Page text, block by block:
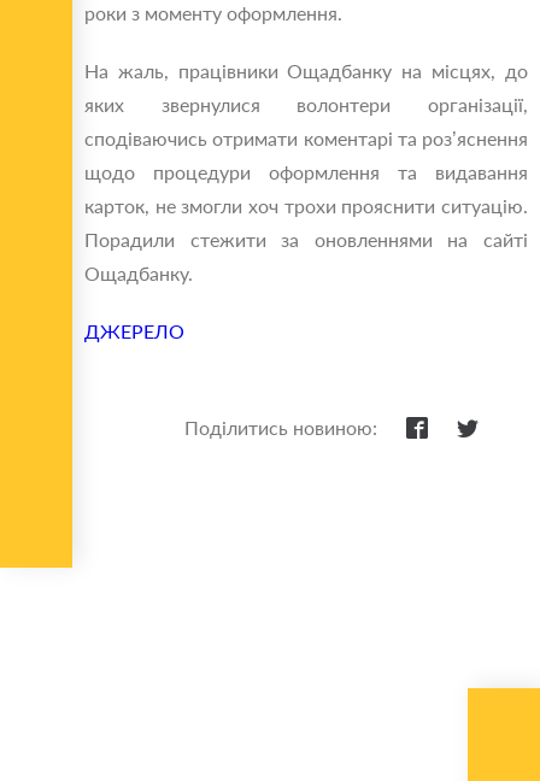
роки з моменту оформлення.
На жаль, працівники Ощадбанку на місцях, до
яких звернулися волонтери організації,
сподіваючись отримати коментарі та роз’яснення
щодо процедури оформлення та видавання
карток, не змогли хоч трохи прояснити ситуацію.
Порадили стежити за оновленнями на сайті
Ощадбанку.
ДЖЕРЕЛО
Поділитись новиною: